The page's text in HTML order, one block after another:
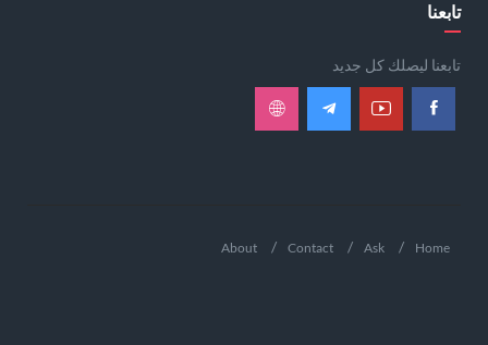
تابعنا
تابعنا ليصلك كل جديد
Home
Ask
Contact
About